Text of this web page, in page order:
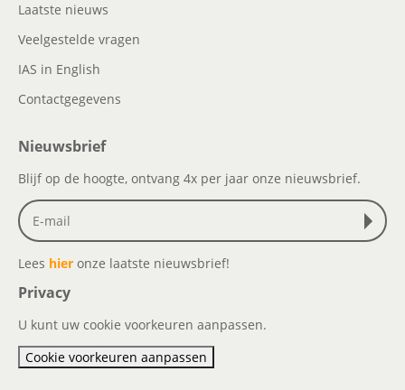
Laatste nieuws
Veelgestelde vragen
IAS in English
Contactgegevens
Nieuwsbrief
Blijf op de hoogte, ontvang 4x per jaar onze nieuwsbrief.
Lees hier onze laatste nieuwsbrief!
Privacy
U kunt uw cookie voorkeuren aanpassen.
Cookie voorkeuren aanpassen